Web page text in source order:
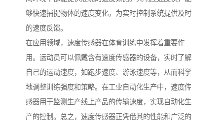
够快速捕捉物体的速度变化，为实时控制系统提供及时
的速度反馈。
在应用领域，速度传感器在体育训练中发挥着重要作
用。运动员可以佩戴含有速度传感器的设备，实时了解
自己的运动速度，如跑步速度、游泳速度等，从而科学
地调整训练强度和策略。在工业自动化生产中，速度传
感器用于监测生产线上产品的传输速度，实现自动化生
产的控制。总之，速度传感器正凭借其的性能和广泛的